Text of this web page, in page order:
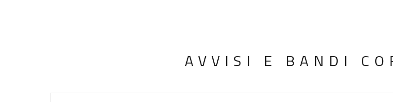
AVVISI E BANDI